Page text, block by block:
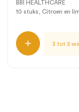
BBI HEALTHCARE
10 stuks, Citroen en
3 tot 5